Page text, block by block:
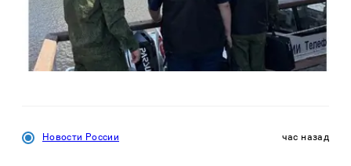
Новости России час назад